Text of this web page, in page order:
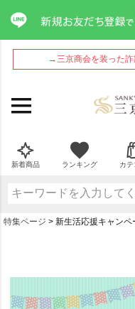
→三京商会を装った
新着商品 ランキング カテ
特集ページ 新生活応援キャンペ